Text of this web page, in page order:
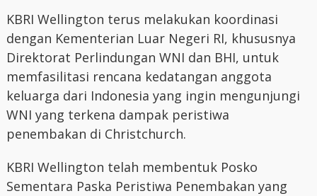
KBRI Wellington terus melakukan koordinasi
dengan Kementerian Luar Negeri RI, khususnya
Direktorat Perlindungan WNI dan BHI, untuk
memfasilitasi rencana kedatangan anggota
keluarga dari Indonesia yang ingin mengunjungi
WNI yang terkena dampak peristiwa
penembakan di Christchurch.
KBRI Wellington telah membentuk Posko
Sementara Paska Peristiwa Penembakan yang